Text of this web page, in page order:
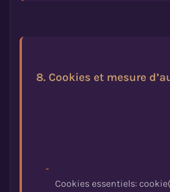
8. Cookies et mesure
-
Cookies essentiels: